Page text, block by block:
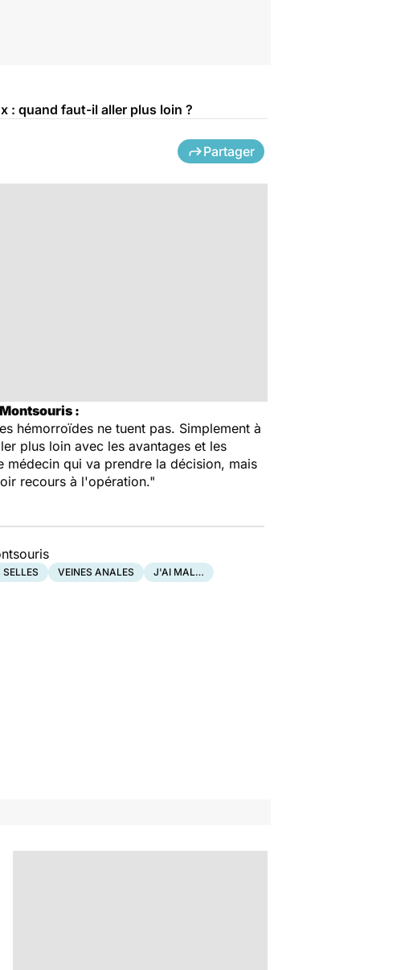
: quand faut-il aller plus loin ?
Partager
:
hémorroïdes ne tuent pas. Simplement à
plus loin avec les avantages et les
médecin qui va prendre la décision, mais
recours à l'opération."
VEINES ANALES
J'AI MAL…